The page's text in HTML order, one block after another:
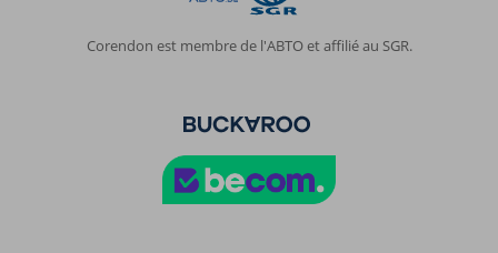
Corendon est membre de l'ABTO et affilié au SGR.